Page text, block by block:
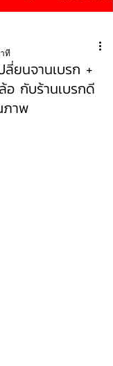
ลี่ยนจานเบรก +
กับร้านเบรกดี
าพ
ที